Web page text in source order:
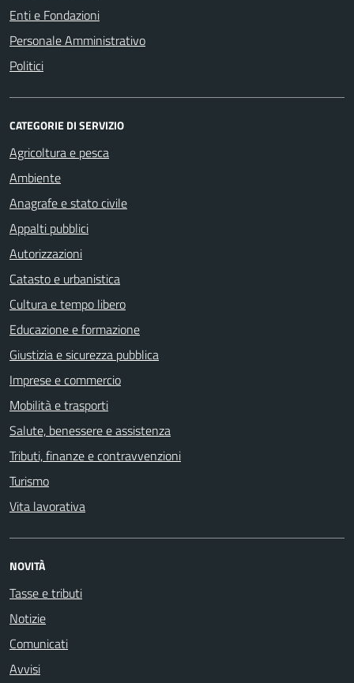
Enti e Fondazioni
Personale Amministrativo
Politici
CATEGORIE DI SERVIZIO
Agricoltura e pesca
Ambiente
Anagrafe e stato civile
Appalti pubblici
Autorizzazioni
Catasto e urbanistica
Cultura e tempo libero
Educazione e formazione
Giustizia e sicurezza pubblica
Imprese e commercio
Mobilità e trasporti
Salute, benessere e assistenza
Tributi, finanze e contravvenzioni
Turismo
Vita lavorativa
NOVITÀ
Tasse e tributi
Notizie
Comunicati
Avvisi